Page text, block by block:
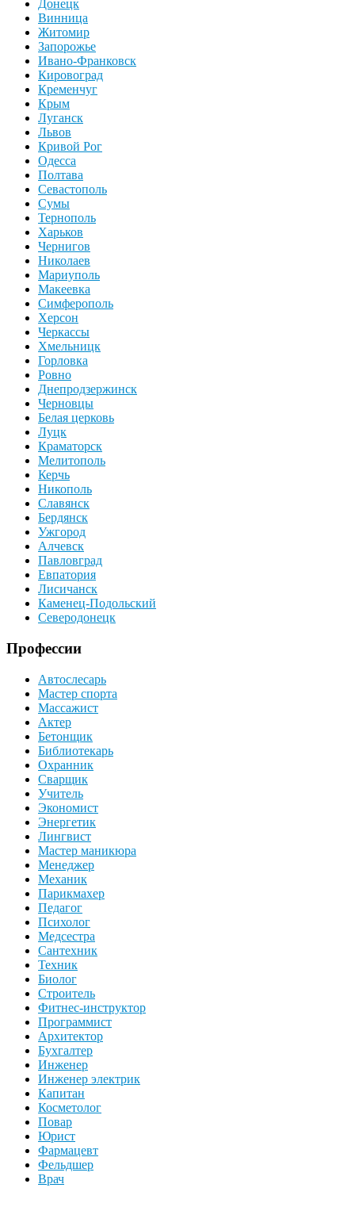
Донецк
Винница
Житомир
Запорожье
Ивано-Франковск
Кировоград
Кременчуг
Крым
Луганск
Львов
Кривой Рог
Одесса
Полтава
Севастополь
Сумы
Тернополь
Харьков
Чернигов
Николаев
Мариуполь
Макеевка
Симферополь
Херсон
Черкассы
Хмельницк
Горловка
Ровно
Днепродзержинск
Черновцы
Белая церковь
Луцк
Краматорск
Мелитополь
Керчь
Никополь
Славянск
Бердянск
Ужгород
Алчевск
Павловград
Евпатория
Лисичанск
Каменец-Подольский
Северодонецк
Профессии
Автослесарь
Мастер спорта
Массажист
Актер
Бетонщик
Библиотекарь
Охранник
Сварщик
Учитель
Экономист
Энергетик
Лингвист
Мастер маникюра
Менеджер
Механик
Парикмахер
Педагог
Психолог
Медсестра
Сантехник
Техник
Биолог
Строитель
Фитнес-инструктор
Программист
Архитектор
Бухгалтер
Инженер
Инженер электрик
Капитан
Косметолог
Повар
Юрист
Фармацевт
Фельдшер
Врач